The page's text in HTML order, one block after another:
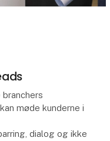
møde kunderne i
dialog og ikke